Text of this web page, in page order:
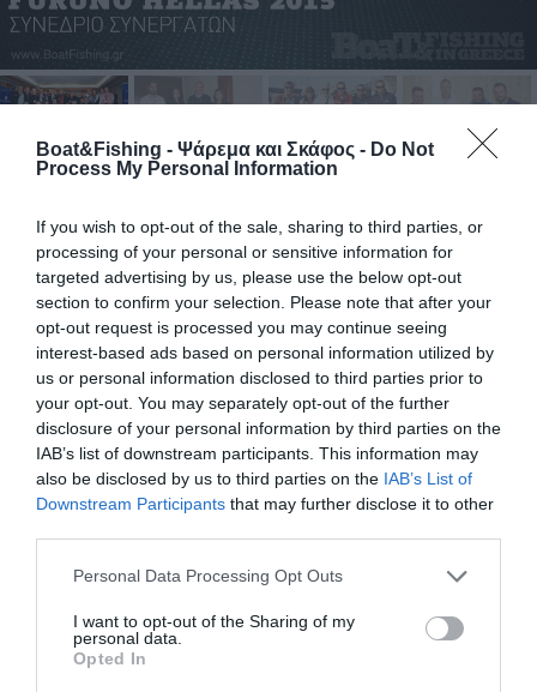
Boat&Fishing - Ψάρεμα και Σκάφος - Do Not
Process My Personal Information
If you wish to opt-out of the sale, sharing to third parties, or
processing of your personal or sensitive information for
targeted advertising by us, please use the below opt-out
section to confirm your selection. Please note that after your
opt-out request is processed you may continue seeing
interest-based ads based on personal information utilized by
us or personal information disclosed to third parties prior to
your opt-out. You may separately opt-out of the further
disclosure of your personal information by third parties on the
IAB’s list of downstream participants. This information may
also be disclosed by us to third parties on the IAB’s List of
Downstream Participants that may further disclose it to other
Personal Data Processing Opt Outs
I want to opt-out of the Sharing of my
personal data.
Opted In
23 Ιανουαρίου, 2016
Η Furuno
Hellas για 5η
συνεχόµενη
χρονιά
κάλεσε τους
συνεργάτες
της από όλη
την Ελλάδα
σεένα
γεµάτο Σαββατοκύριακο στο ξενοδοχείο Metropolitan,
όπου και παρουσίασε την στρατηγική της εταιρείας για το
2016. Την Κυριακή στη µαρίνα του Φλοίσβου έγινε live
υπήρχαν τοποθετηµένα σε δύο sport fishing σκάφη, αλλά
και σε ένα ιστιοπλοϊκό. Συγκεκριµένα, παρουσιάστηκαν τα